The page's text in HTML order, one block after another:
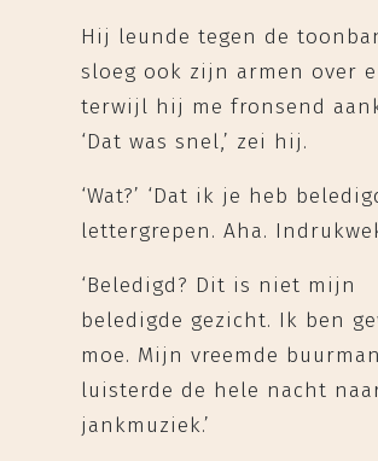
Hij leunde tegen de
sloeg ook zijn armen over
terwijl hij me fronsend
‘Dat was snel,’ zei hij.
‘Wat?’ ‘Dat ik je heb
lettergrepen. Aha.
‘Beledigd? Dit is niet mijn
beledigde gezicht. Ik ben
moe. Mijn vreemde buurman
luisterde de hele nacht
jankmuziek.’